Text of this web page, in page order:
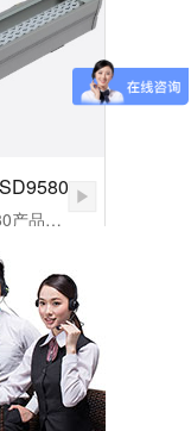
产品型号：L-WSD-9580产品尺寸：95*80*600mm产品功率：36W工作电压：AC220V发光角度：10*60°/15*45°/30°产品色温：水湖蓝外壳材质：6063航空铝+钢化玻璃显色指数：Ra≥80控制方式：常亮/内控/外控防护等级：IP67环境温度：-20℃~50℃防水结构：灌胶防水